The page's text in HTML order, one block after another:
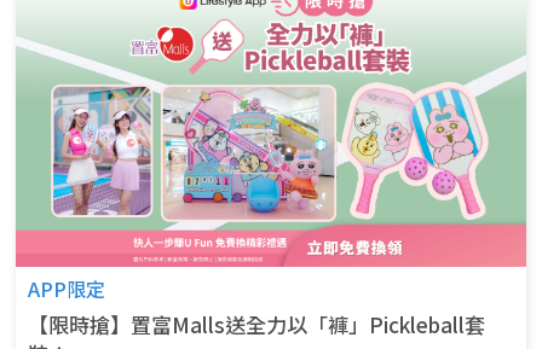
APP限定
【限時搶】置富Malls送全力以「褲」Pickleball套